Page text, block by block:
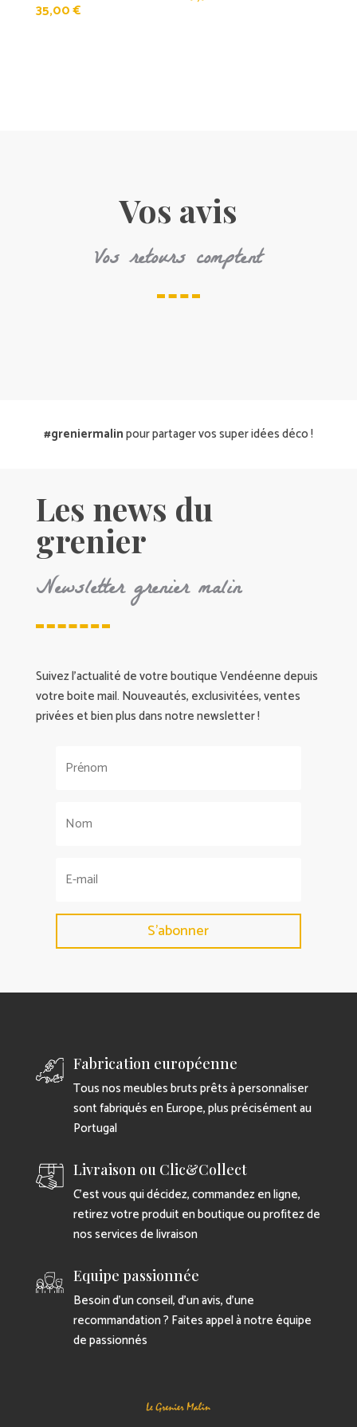
35,00€
Vos avis
Vos retours comptent
#greniermalinpour partager vos super idées déco !
Les news du
grenier
Newsletter grenier malin
Suivez l’actualité de votre boutique Vendéenne depuis
votre boite mail. Nouveautés, exclusivitées, ventes
privées et bien plus dans notre newsletter !
S'abonner
Fabrication européenne
Tous nos meubles bruts prêts à personnaliser
sont fabriqués en Europe, plus précisément au
Portugal
Livraison ou Clic&Collect
C’est vous qui décidez, commandez en ligne,
retirez votre produit en boutique ou profitez de
nos services de livraison
Equipe passionnée
Besoin d’un conseil, d’un avis, d’une
recommandation ? Faites appel à notre équipe
de passionnés